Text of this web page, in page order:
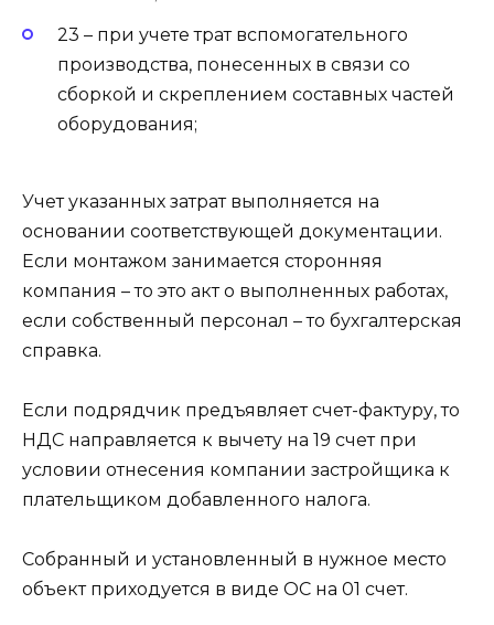
23 – при учете трат вспомогательного
производства, понесенных в связи со
сборкой и скреплением составных частей
оборудования;
Учет указанных затрат выполняется на
основании соответствующей документации.
Если монтажом занимается сторонняя
компания – то это акт о выполненных работах,
если собственный персонал – то бухгалтерская
справка.
Если подрядчик предъявляет счет-фактуру, то
НДС направляется к вычету на 19 счет при
условии отнесения компании застройщика к
плательщиком добавленного налога.
Собранный и установленный в нужное место
объект приходуется в виде ОС на 01 счет.